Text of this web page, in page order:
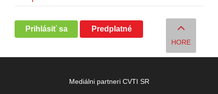
Prihlásiť sa Predplatné
HORE
Mediálni partneri CVTI SR